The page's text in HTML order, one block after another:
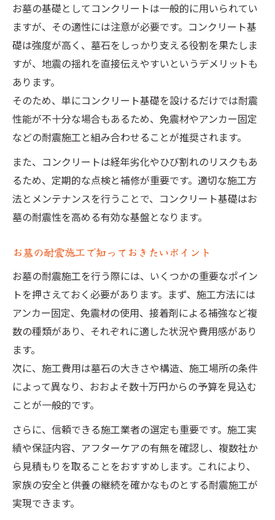
お墓の基礎としてコンクリートは一般的に用いられてい
ますが、その適性には注意が必要です。コンクリート基
礎は強度が高く、墓石をしっかり支える役割を果たしま
すが、地震の揺れを直接伝えやすいというデメリットも
あります。
そのため、単にコンクリート基礎を設けるだけでは耐震
性能が不十分な場合もあるため、免震材やアンカー固定
などの耐震施工と組み合わせることが推奨されます。
また、コンクリートは経年劣化やひび割れのリスクもあ
るため、定期的な点検と補修が重要です。適切な施工方
法とメンテナンスを行うことで、コンクリート基礎はお
墓の耐震性を高める有効な基盤となります。
お墓の耐震施工で知っておきたいポイント
お墓の耐震施工を行う際には、いくつかの重要なポイン
トを押さえておく必要があります。まず、施工方法には
アンカー固定、免震材の使用、接着剤による補強など複
数の種類があり、それぞれに適した状況や費用感があり
ます。
次に、施工費用は墓石の大きさや構造、施工場所の条件
によって異なり、おおよそ数十万円からの予算を見込む
ことが一般的です。
さらに、信頼できる施工業者の選定も重要です。施工実
績や保証内容、アフターケアの有無を確認し、複数社か
ら見積もりを取ることをおすすめします。これにより、
家族の安全と供養の継続を確かなものとする耐震施工が
実現できます。